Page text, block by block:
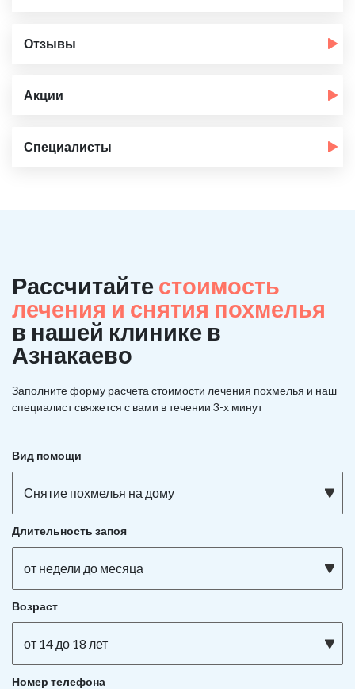
Отзывы
Акции
Специалисты
Рассчитайте стоимость
лечения и снятия похмелья
в нашей клинике в
Азнакаево
Заполните форму расчета стоимости лечения похмелья и наш
специалист свяжется с вами в течении 3-х минут
Вид помощи
Снятие похмелья на дому
Длительность запоя
от недели до месяца
Возраст
от 14 до 18 лет
Номер телефона